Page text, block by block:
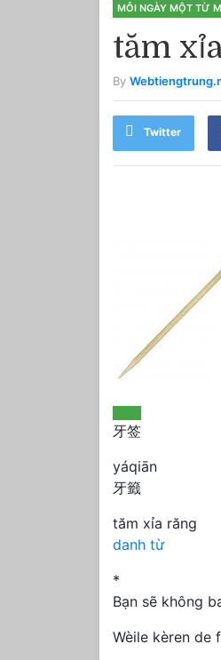
MỖI NGÀY MỘT TỪ
tăm
By
Twitter
牙签
yáqiān
牙籤
tăm xỉa răng
danh từ
*
Bạn sẽ không
Wèile kèren de